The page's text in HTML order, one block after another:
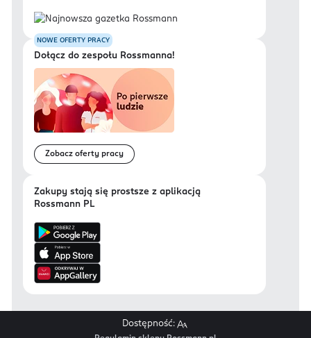
NOWE OFERTY PRACY
Dołącz do zespołu Rossmanna!
Zobacz oferty pracy
Zakupy stają się prostsze z aplikacją
Rossmann PL
Dostępność: